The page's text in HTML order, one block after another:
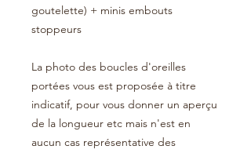
goutelette) + minis embouts
stoppeurs
La photo des boucles d'oreilles
portées vous est proposée à titre
indicatif, pour vous donner un aperçu
de la longueur etc mais n'est en
aucun cas représentative des